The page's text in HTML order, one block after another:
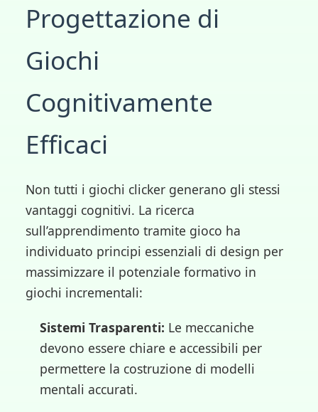
Progettazione di
Giochi
Cognitivamente
Efficaci
Non tutti i giochi clicker generano gli stessi
vantaggi cognitivi. La ricerca
sull’apprendimento tramite gioco ha
individuato principi essenziali di design per
massimizzare il potenziale formativo in
giochi incrementali:
Sistemi Trasparenti: Le meccaniche
devono essere chiare e accessibili per
permettere la costruzione di modelli
mentali accurati.